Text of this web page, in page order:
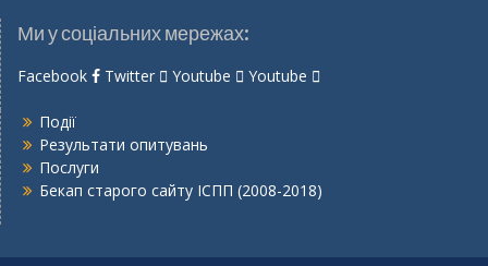
Ми у соціальних мережах:
Facebook Twitter Youtube Youtube
Події
Результати опитувань
Послуги
Бекап старого сайту ІСПП (2008-2018)